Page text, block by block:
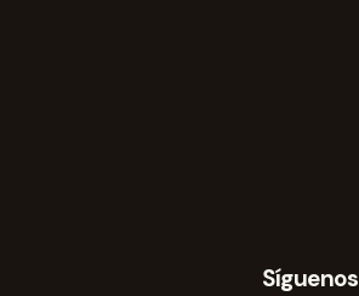
Síguenos